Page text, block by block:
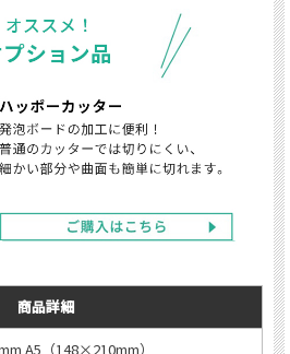
商品詳細
A5（148×210mm）